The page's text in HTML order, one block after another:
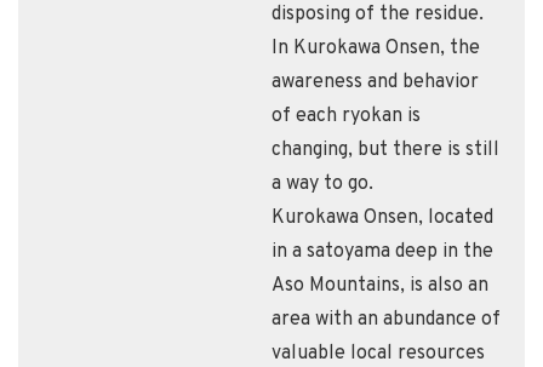
disposing of the residue.
In Kurokawa Onsen, the
awareness and behavior
of each ryokan is
changing, but there is still
a way to go.
Kurokawa Onsen, located
in a satoyama deep in the
Aso Mountains, is also an
area with an abundance of
valuable local resources